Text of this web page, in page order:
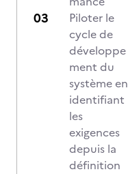
Piloter le
cycle de
développe
ment du
système en
identifiant
les
exigences
depuis la
définition